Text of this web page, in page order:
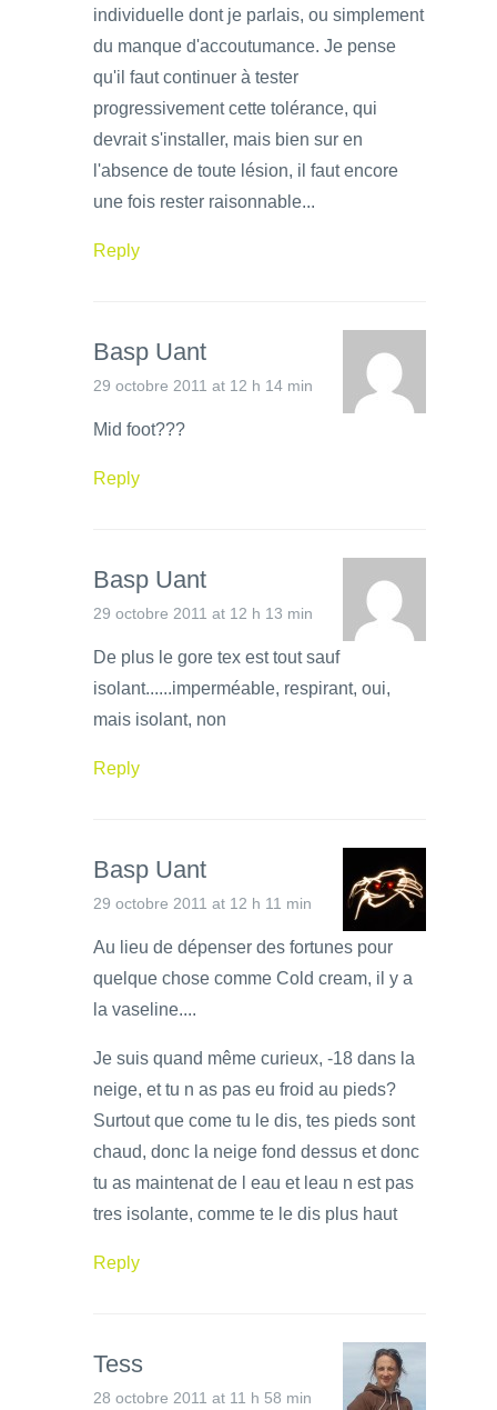
individuelle dont je parlais, ou simplement
du manque d'accoutumance. Je pense
qu'il faut continuer à tester
progressivement cette tolérance, qui
devrait s'installer, mais bien sur en
l'absence de toute lésion, il faut encore
une fois rester raisonnable...
Reply
Basp Uant
29 octobre 2011 at 12 h 14 min
Mid foot???
Reply
Basp Uant
29 octobre 2011 at 12 h 13 min
De plus le gore tex est tout sauf
isolant......imperméable, respirant, oui,
mais isolant, non
Reply
Basp Uant
29 octobre 2011 at 12 h 11 min
Au lieu de dépenser des fortunes pour
quelque chose comme Cold cream, il y a
la vaseline....
Je suis quand même curieux, -18 dans la
neige, et tu n as pas eu froid au pieds?
Surtout que come tu le dis, tes pieds sont
chaud, donc la neige fond dessus et donc
tu as maintenat de l eau et leau n est pas
tres isolante, comme te le dis plus haut
Reply
Tess
28 octobre 2011 at 11 h 58 min